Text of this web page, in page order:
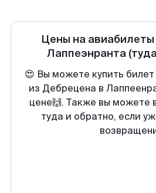
Цены на авиабилеты
Лаппеэнранта
😍 Вы можете купить
из Дебрецена в
цене🙌. Также вы можете
туда и обратно, если